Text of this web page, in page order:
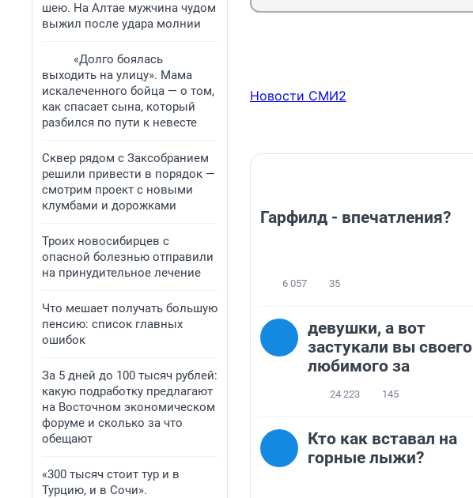
шею. На Алтае мужчина чудом
выжил после удара молнии
«Долго боялась
выходить на улицу». Мама
искалеченного бойца — о том,
как спасает сына, который
разбился по пути к невесте
Сквер рядом с Заксобранием
решили привести в порядок —
смотрим проект с новыми
клумбами и дорожками
Троих новосибирцев с
опасной болезнью отправили
на принудительное лечение
Что мешает получать большую
пенсию: список главных
ошибок
За 5 дней до 100 тысяч рублей:
какую подработку предлагают
на Восточном экономическом
форуме и сколько за что
обещают
«300 тысяч стоит тур и в
Турцию, и в Сочи».
Новости СМИ2
Гарфилд - впечатления?
6 057 35
девушки, а вот
застукали вы своего
любимого за
24 223 145
Кто как вставал на
горные лыжи?